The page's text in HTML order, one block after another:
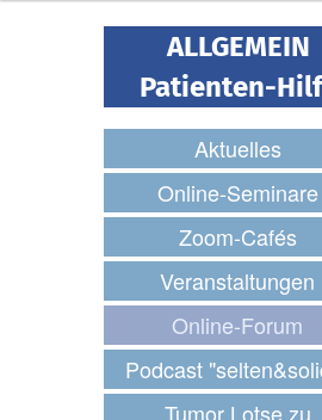
ALLGEMEIN
Patienten-
Aktuelles
Online-Seminare
Zoom-Cafés
Veranstaltungen
Online-Forum
Podcast
Tumor Lotse zu